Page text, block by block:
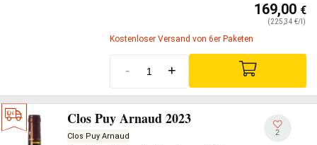
169,00 €
(225,34 €/l)
Kostenloser Versand von 6er Paketen
- +
Clos Puy Arnaud 2023
Clos Puy Arnaud 2